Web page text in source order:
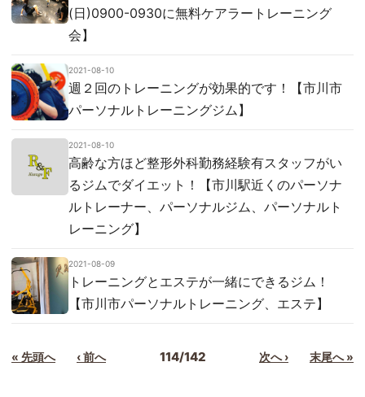
(日)0900-0930に無料ケアラートレーニング
会】
2021-08-10
週２回のトレーニングが効果的です！【市川市
パーソナルトレーニングジム】
2021-08-10
高齢な方ほど整形外科勤務経験有スタッフがい
るジムでダイエット！【市川駅近くのパーソナ
ルトレーナー、パーソナルジム、パーソナルト
レーニング】
2021-08-09
トレーニングとエステが一緒にできるジム！
【市川市パーソナルトレーニング、エステ】
« 先頭へ ‹ 前へ 114/142 次へ › 末尾へ »